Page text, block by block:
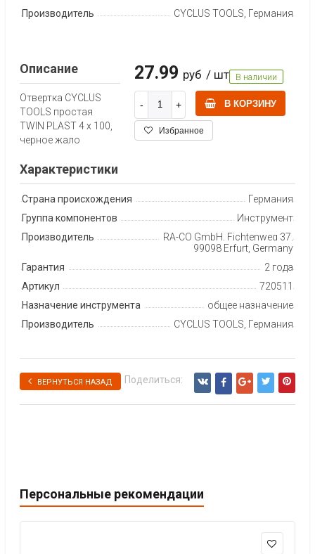
Производитель CYCLUS TOOLS, Германия
27.99 руб / шт В наличии
В КОРЗИНУ
Избранное
Описание
Отвертка CYCLUS
TOOLS простая
TWIN PLAST 4 x 100,
черное жало
Характеристики
Страна происхождения
Германия
Группа компонентов
Инструмент
Производитель
RA-CO GmbH, Fichtenweg 37,
99098 Erfurt, Germany
Гарантия
2 года
Артикул
720511
Назначение инструмента
общее назначение
Производитель
CYCLUS TOOLS, Германия
ВЕРНУТЬСЯ НАЗАД Поделиться:
Персональные рекомендации